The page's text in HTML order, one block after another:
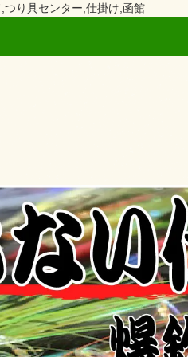
り具センター,仕掛け,函館